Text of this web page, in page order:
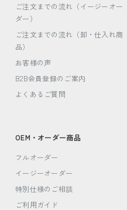
ご注文までの流れ（イージーオー
ダー）
ご注文までの流れ（卸・仕入れ商
品）
お客様の声
B2B会員登録のご案内
よくあるご質問
OEM・オーダー商品
フルオーダー
イージーオーダー
特別仕様のご相談
ご利用ガイド